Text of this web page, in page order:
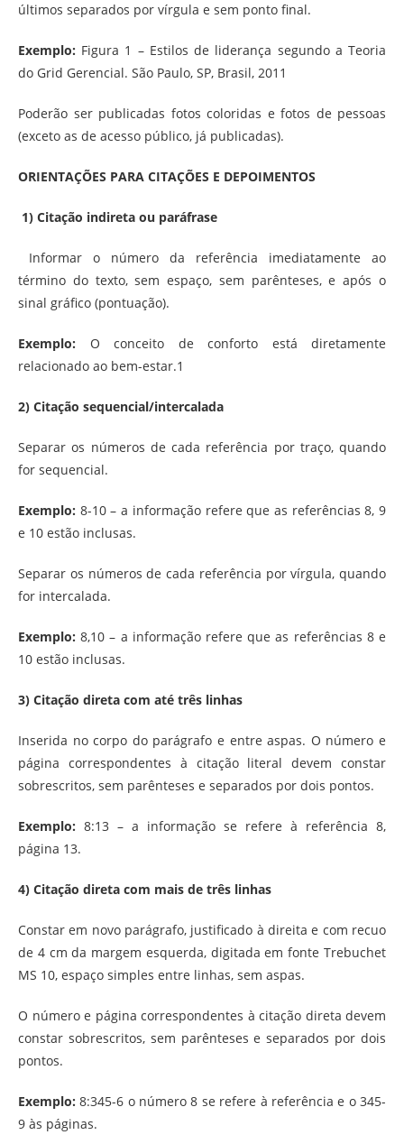
últimos separados por vírgula e sem ponto final.
Exemplo: Figura 1 – Estilos de liderança segundo a Teoria
do Grid Gerencial. São Paulo, SP, Brasil, 2011
Poderão ser publicadas fotos coloridas e fotos de pessoas
(exceto as de acesso público, já publicadas).
ORIENTAÇÕES PARA CITAÇÕES E DEPOIMENTOS
1) Citação indireta ou paráfrase
Informar o número da referência imediatamente ao
término do texto, sem espaço, sem parênteses, e após o
sinal gráfico (pontuação).
Exemplo: O conceito de conforto está diretamente
relacionado ao bem-estar.1
2) Citação sequencial/intercalada
Separar os números de cada referência por traço, quando
for sequencial.
Exemplo: 8-10 – a informação refere que as referências 8, 9
e 10 estão inclusas.
Separar os números de cada referência por vírgula, quando
for intercalada.
Exemplo: 8,10 – a informação refere que as referências 8 e
10 estão inclusas.
3) Citação direta com até três linhas
Inserida no corpo do parágrafo e entre aspas. O número e
página correspondentes à citação literal devem constar
sobrescritos, sem parênteses e separados por dois pontos.
Exemplo: 8:13 – a informação se refere à referência 8,
página 13.
4) Citação direta com mais de três linhas
Constar em novo parágrafo, justificado à direita e com recuo
de 4 cm da margem esquerda, digitada em fonte Trebuchet
MS 10, espaço simples entre linhas, sem aspas.
O número e página correspondentes à citação direta devem
constar sobrescritos, sem parênteses e separados por dois
pontos.
Exemplo: 8:345-6 o número 8 se refere à referência e o 345-
9 às páginas.